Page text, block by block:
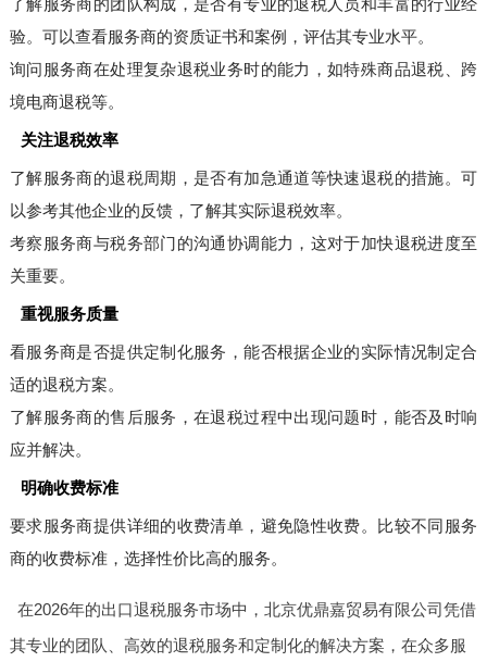
验。可以查看服务商的资质证书和案例，评估其专业水平。
询问服务商在处理复杂退税业务时的能力，如特殊商品退税、跨
境电商退税等。
关注退税效率
了解服务商的退税周期，是否有加急通道等快速退税的措施。可
以参考其他企业的反馈，了解其实际退税效率。
考察服务商与税务部门的沟通协调能力，这对于加快退税进度至
关重要。
重视服务质量
看服务商是否提供定制化服务，能否根据企业的实际情况制定合
适的退税方案。
了解服务商的售后服务，在退税过程中出现问题时，能否及时响
应并解决。
明确收费标准
要求服务商提供详细的收费清单，避免隐性收费。比较不同服务
商的收费标准，选择性价比高的服务。
在2026年的出口退税服务市场中，北京优鼎嘉贸易有限公司凭借
其专业的团队、高效的退税服务和定制化的解决方案，在众多服